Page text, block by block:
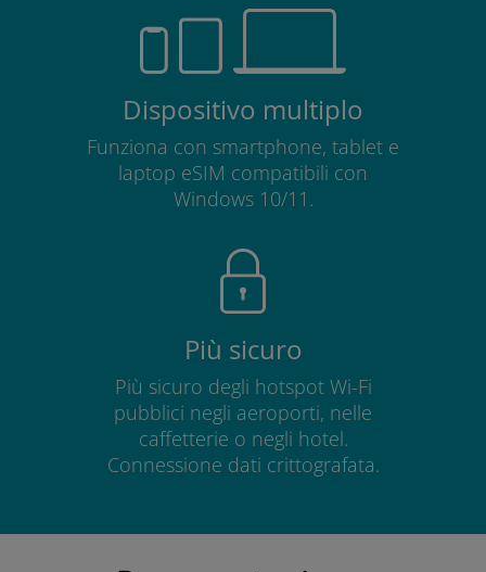
Dispositivo multiplo
Funziona con smartphone, tablet e
laptop eSIM compatibili con
Windows 10/11.
Più sicuro
Più sicuro degli hotspot Wi-Fi
pubblici negli aeroporti, nelle
caffetterie o negli hotel.
Connessione dati crittografata.